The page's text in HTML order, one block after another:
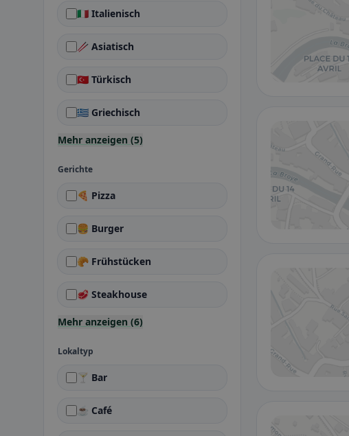
🇮🇹 Italienisch
🥢 Asiatisch
🇹🇷 Türkisch
🇬🇷 Griechisch
Mehr anzeigen (5)
Gerichte
🍕 Pizza
🍔 Burger
🥐 Frühstücken
🥩 Steakhouse
Mehr anzeigen (6)
Lokaltyp
🍸 Bar
☕ Café